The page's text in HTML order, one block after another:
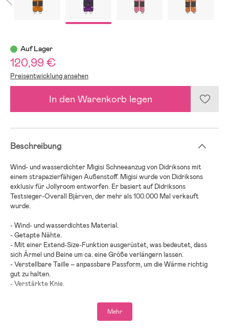
Auf Lager
120,99 €
Preisentwicklung ansehen
In den Warenkorb legen
Beschreibung
Wind- und wasserdichter Migisi Schneeanzug von Didriksons mit
einem strapazierfähigen Außenstoff. Migisi wurde von Didriksons
exklusiv für Jollyroom entworfen. Er basiert auf Didriksons
Testsieger-Overall Bjärven, der mehr als 100.000 Mal verkauft
wurde.
- Wind- und wasserdichtes Material.
- Getapte Nähte.
- Mit einer Extend-Size-Funktion ausgerüstet, was bedeutet, dass
sich Ärmel und Beine um ca. eine Größe verlängern lassen.
- Verstellbare Taille – anpassbare Passform, um die Wärme richtig
gut zu halten.
- Verstärkte Knie.
- Verstellbare Ärmelenden ermöglichen eine enganliegende Passform,
Mehr